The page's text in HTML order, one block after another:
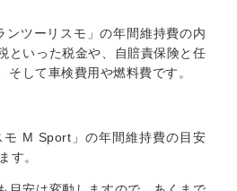
ンツーリスモ」の年間維持費の内
といった税金や、自賠責保険と任
そして車検費用や燃料費です。
モ M Sport」の年間維持費の目安
す。